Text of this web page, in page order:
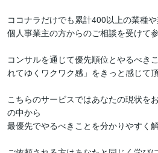
ココナラだけでも累計400以上の業種
個人事業主の方からのご相談を受けて参
コンサルを通じて優先順位とやるべき
れてゆくワクワク感」をきっと感じて
こちらのサービスではあなたの現状を
の中から
最優先でやるべきことを分かりやすく